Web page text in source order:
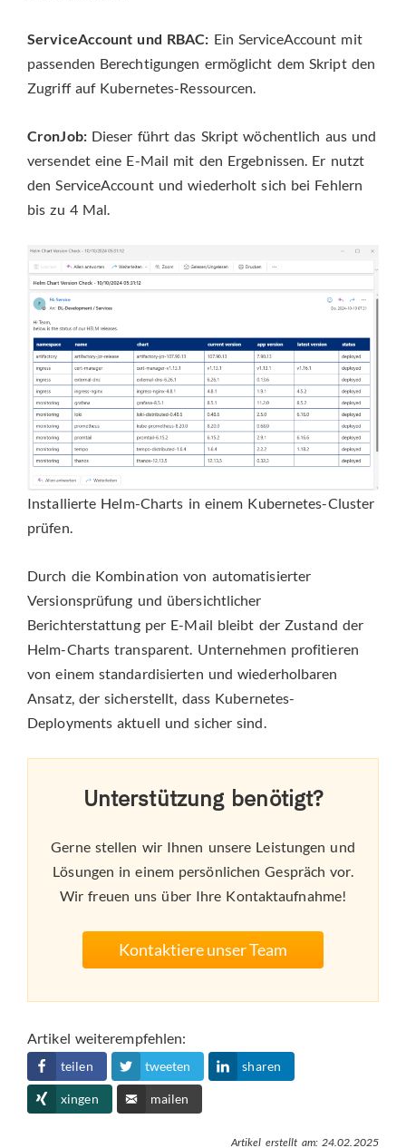
ServiceAccount und RBAC: Ein ServiceAccount mit
passenden Berechtigungen ermöglicht dem Skript den
Zugriff auf Kubernetes-Ressourcen.
CronJob:Dieser führt das Skript wöchentlich aus und
versendet eine E-Mail mit den Ergebnissen. Er nutzt
den ServiceAccount und wiederholt sich bei Fehlern
bis zu 4 Mal.
Installierte Helm-Charts in einem Kubernetes-Cluster
prüfen.
Durch die Kombination von automatisierter
Versionsprüfung und übersichtlicher
Berichterstattung per E-Mail bleibt der Zustand der
Helm-Charts transparent. Unternehmen profitieren
von einem standardisierten und wiederholbaren
Ansatz, der sicherstellt, dass Kubernetes-
Deployments aktuell und sicher sind.
Unterstützung benötigt?
Gerne stellen wir Ihnen unsere Leistungen und
Lösungen in einem persönlichen Gespräch vor.
Wir freuen uns über Ihre Kontaktaufnahme!
Kontaktiere unser Team
Artikel weiterempfehlen:
teilen tweeten sharen
xingen mailen
Artikel erstellt am: 24.02.2025